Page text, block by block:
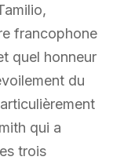
francophone
quel honneur
du
qui a
trois